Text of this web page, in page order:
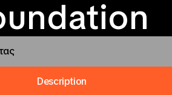
Description